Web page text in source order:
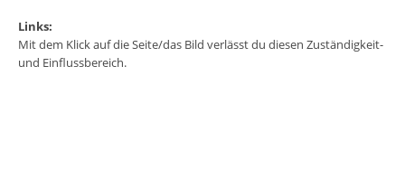
Links:
Mit dem Klick auf die Seite/das Bild verlässt du diesen Zuständigkeit-
und Einflussbereich.